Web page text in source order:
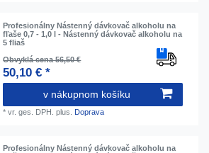
Profesionálny Nástenný dávkovač alkoholu na
fľaše 0,7 - 1,0 l - Nástenný dávkovač alkoholu na
5 fliaš
Obvyklá cena 56,50 €
50,10 € *
v nákupnom košíku
*vr. ges. DPH. plus. Doprava
Profesionálny Nástenný dávkovač alkoholu na